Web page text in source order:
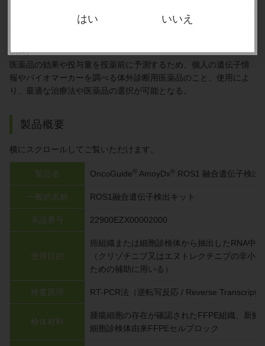
はい いいえ
ことで生じる。ここで生じたROS1融合遺伝子から作られるキナー
ゼタンパクが恒常的に活性化し、細胞形質転換を引き起こす。
CDx）
医薬品の効果や投与量を投薬前に予測するため、個人の遺伝子情
報やバイオマーカーを調べる体外診断用医薬品のこと。使用によ
り、最適な治療法や医薬品の選択が可能となる。
製品概要
横にスクロールしてご覧いただけます。
製品名 OncoGuide® AmoyDx® ROS1 融合遺伝子検出
一般的名称 ROS1融合遺伝子検出キット
承認番号 22900EZX00002000
使用目的
癌組織または細胞診検体から抽出したRNA中
（クリゾチニブ又はエヌトレクチニブの非小
ための補助に用いる）
検査原理 RT-PCR法（逆転写反応 / Reverse
検体材料
腫瘍細胞の存在が確認されたFFPE組織、新
細胞診検体由来FFPEセルブロック